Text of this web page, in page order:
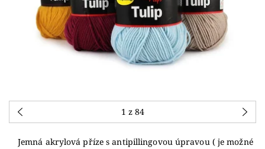
1 z 84
Jemná akrylová příze s antipillingovou úpravou ( je možné